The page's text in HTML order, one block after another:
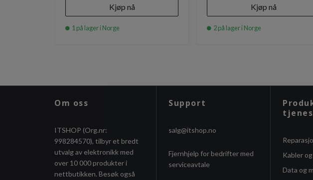
Kjøp nå
1 på lager i Norge
Kjøp nå
2 på lager i Norge
Om oss
ITSHOP (Org.nr:
998284570), tilbyr et bredt
utvalg av elektronikk med
over 10 000 produkter i
nettbutikken. Besøk også
Support
salg@itshop.no
Fjernhjelp for bedrifter med
serviceavtale
Kabler
Data og